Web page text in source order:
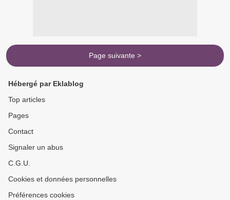
Page suivante >
Hébergé par Eklablog
Top articles
Pages
Contact
Signaler un abus
C.G.U.
Cookies et données personnelles
Préférences cookies